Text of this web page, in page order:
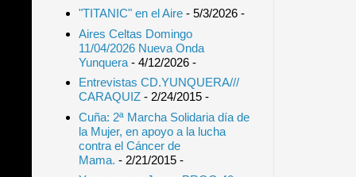
"TITANIC" en el Aire- 5/3/2026-
Aires Celtas Domingo
11/04/2026 Nueva Onda
Yunquera- 4/12/2026-
Entrevistas CD.YUNQUERA///
CARAQUIZ- 2/24/2015-
Cuña: 2ª Marcha Solidaria día de
la Mujer, en apoyo a la lucha
contra el Cáncer de
Mama. - 2/21/2015-